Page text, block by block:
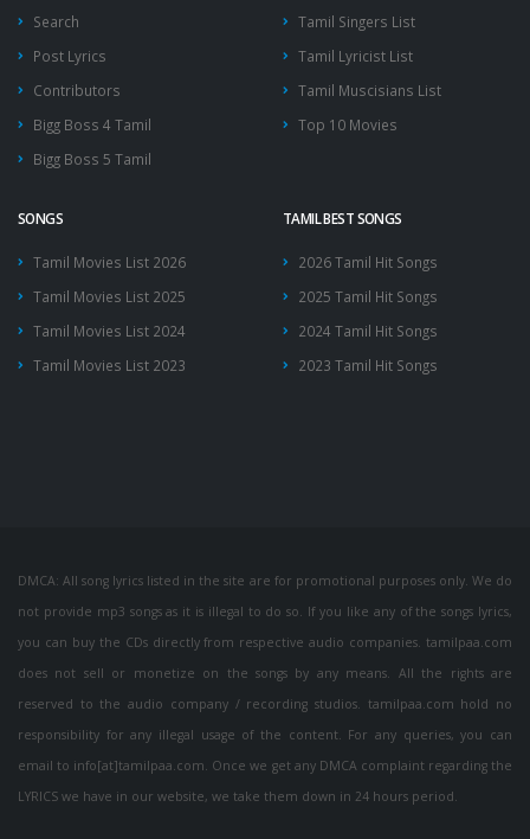
Search
Post Lyrics
Contributors
Bigg Boss 4 Tamil
Bigg Boss 5 Tamil
Tamil Singers List
Tamil Lyricist List
Tamil Muscisians List
Top 10 Movies
SONGS
Tamil Movies List 2026
Tamil Movies List 2025
Tamil Movies List 2024
Tamil Movies List 2023
TAMIL BEST SONGS
2026 Tamil Hit Songs
2025 Tamil Hit Songs
2024 Tamil Hit Songs
2023 Tamil Hit Songs
DMCA: All song lyrics listed in the site are for promotional purposes only. We do
not provide mp3 songs as it is illegal to do so. If you like any of the songs lyrics,
you can buy the CDs directly from respective audio companies. tamilpaa.com
does not sell or monetize on the songs by any means. All the rights are
reserved to the audio company / recording studios. tamilpaa.com hold no
responsibility for any illegal usage of the content. For any queries, you can
email to info[at]tamilpaa.com. Once we get any DMCA complaint regarding the
LYRICS we have in our website, we take them down in 24 hours period.